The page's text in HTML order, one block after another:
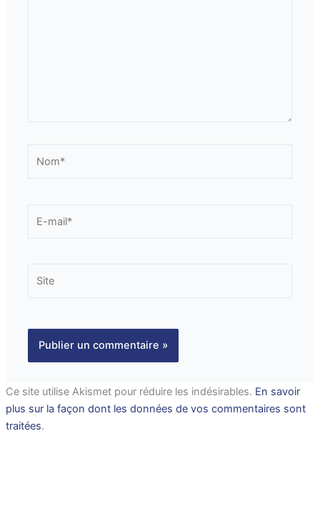
mail*
Ce site utilise Akismet pour réduire les indésirables. En savoir
plus sur la façon dont les données de vos commentaires sont
traitées.